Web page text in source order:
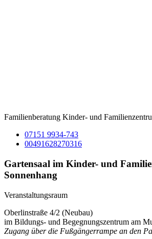
Familienberatung Kinder- und
07151 9934-743
00491628270316
Gartensaal im Kinder- und
Sonnenhang
Veranstaltungsraum
Oberlinstraße 4/2 (Neubau)
im Bildungs- und Begegnungszentrum am
Zugang über die Fußgängerrampe an den